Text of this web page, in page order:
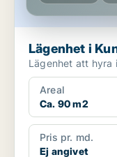
Lägenhet i
Areal
Ca. 90 m2
Pris pr. md.
Ej angivet